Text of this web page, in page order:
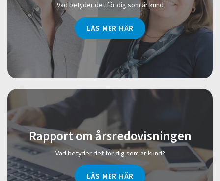
Vad betyder det för dig som är kund
LÄS MER HÄR
Rapport om årsredovisningen
Vad betyder det för dig som är kund?
LÄS MER HÄR